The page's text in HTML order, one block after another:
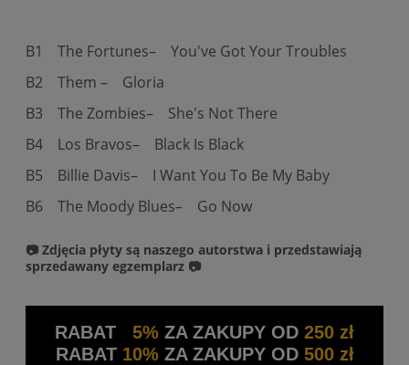
B1 The Fortunes–
You've Got Your Troubles
B2
Them –
Gloria
B3
The Zombies–
She's Not There
B4
Los Bravos–
Black Is Black
B5
Billie Davis–
I Want You To Be My Baby
B6
The Moody Blues– Go Now
📷 Zdjęcia płyty są naszego autorstwa i przedstawiają
sprzedawany egzemplarz 📷
RABAT 5% ZA ZAKUPY OD 250 zł
RABAT 10%ZA ZAKUPY OD 500 zł